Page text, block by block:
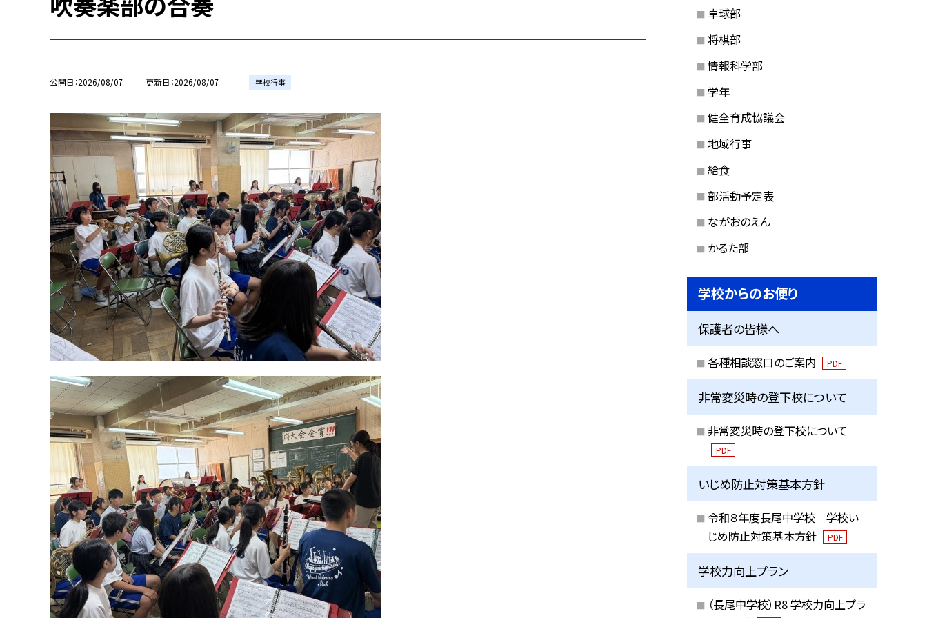
公開日 2026/08/07 更新日 2026/08/07 学校行事
卓球部
将棋部
情報科学部
学年
健全育成協議会
地域行事
給食
部活動予定表
ながおのえん
かるた部
学校からのお便り
保護者の皆様へ
各種相談窓口のご案内 PDF
非常変災時の登下校について
非常変災時の登下校について
PDF
いじめ防止対策基本方針
令和８年度長尾中学校 学校い
じめ防止対策基本方針
PDF
学校力向上プラン
（長尾中学校）R8 学校力向上プラ